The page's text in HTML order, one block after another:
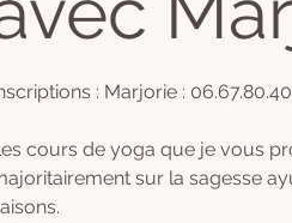
: Marjorie :
cours de yoga que je vous
sur la sagesse